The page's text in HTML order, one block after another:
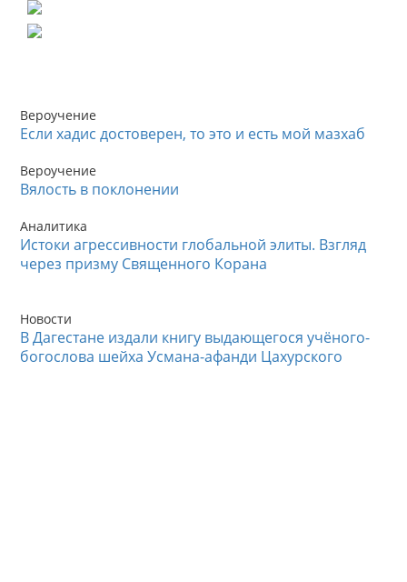
Вероучение
Если хадис достоверен, то это и есть мой мазхаб
Вероучение
Вялость в поклонении
Аналитика
Истоки агрессивности глобальной элиты. Взгляд
через призму Священного Корана
Новости
В Дагестане издали книгу выдающегося учёного-
богослова шейха Усмана-афанди Цахурского